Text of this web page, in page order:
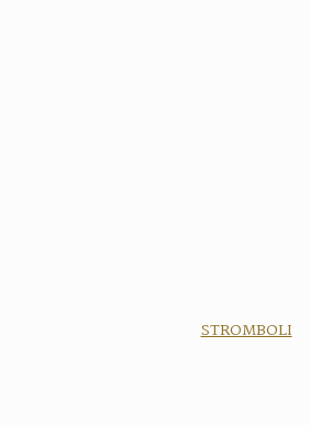
STROMBOLI